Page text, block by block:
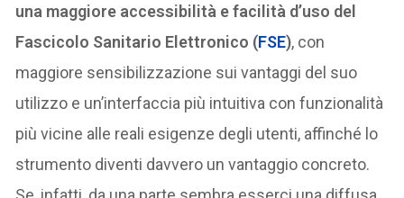
una maggiore accessibilità e facilità d’uso del
Fascicolo Sanitario Elettronico (FSE), con
maggiore sensibilizzazione sui vantaggi del suo
utilizzo e un’interfaccia più intuitiva con funzionalità
più vicine alle reali esigenze degli utenti, affinché lo
strumento diventi davvero un vantaggio concreto.